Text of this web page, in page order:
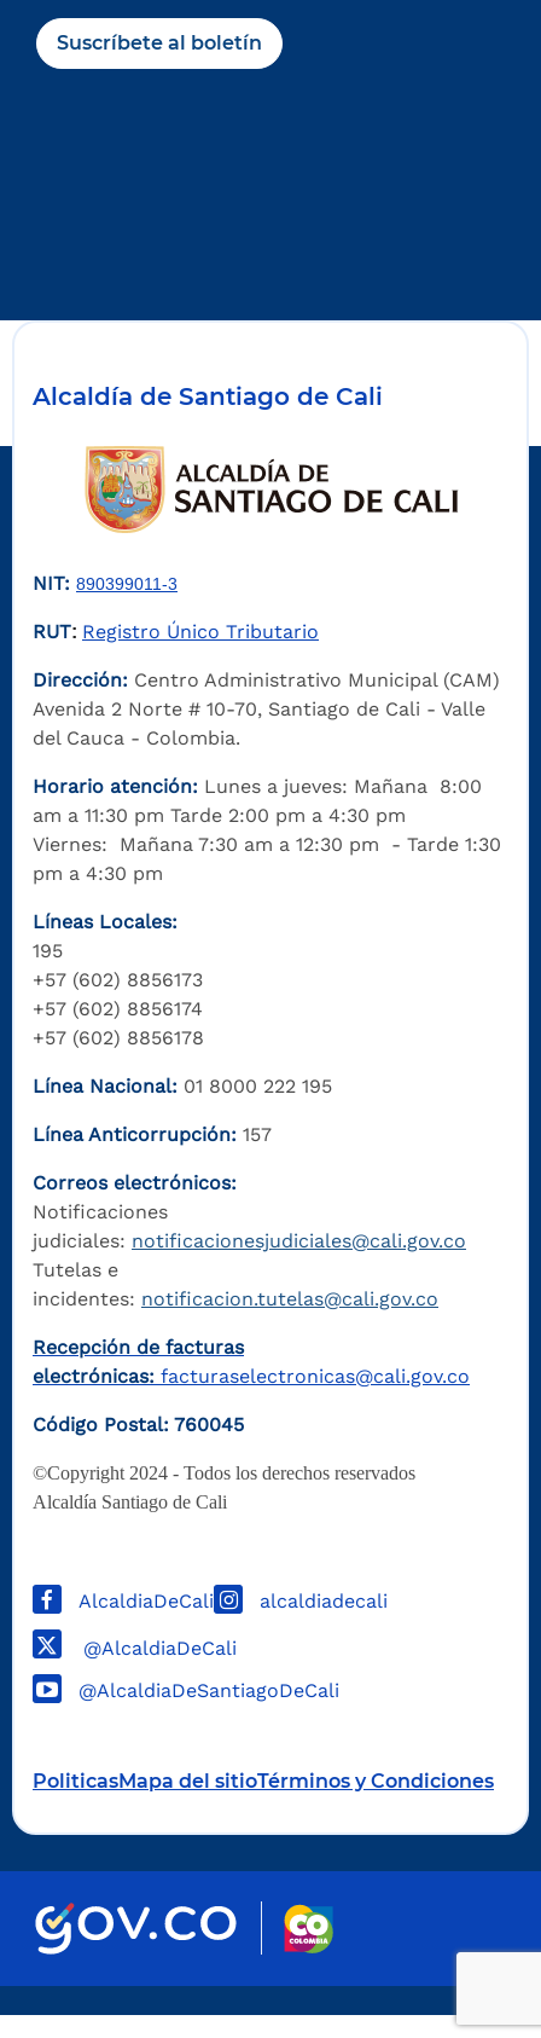
Suscríbete al boletín
Alcaldía de Santiago de Cali
NIT: 890399011-3
RUT: Registro Único Tributario
Dirección: Centro Administrativo Municipal (CAM)
Avenida 2 Norte # 10-70, Santiago de Cali - Valle
del Cauca - Colombia.
Horario atención: Lunes a jueves: Mañana 8:00
am a 11:30 pm Tarde 2:00 pm a 4:30 pm
Viernes: Mañana 7:30 am a 12:30 pm - Tarde 1:30
pm a 4:30 pm
Líneas Locales:
195
+57 (602) 8856173
+57 (602) 8856174
+57 (602) 8856178
Línea Nacional: 01 8000 222 195
Línea Anticorrupción: 157
Correos electrónicos:
Notificaciones
judiciales: notificacionesjudiciales@cali.gov.co
Tutelas e
incidentes: notificacion.tutelas@cali.gov.co
Recepción de facturas
electrónicas: facturaselectronicas@cali.gov.co
Código Postal: 760045
©Copyright 2024 - Todos los derechos reservados
Alcaldía Santiago de Cali
AlcaldiaDeCali alcaldiadecali
@AlcaldiaDeCali
@AlcaldiaDeSantiagoDeCali
PoliticasMapa del sitioTérminos y Condiciones